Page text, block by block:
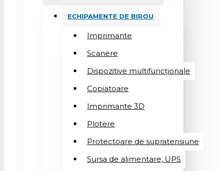
ECHIPAMENTE DE BIROU
Imprimante
Scanere
Dispozitive multifuncționale
Copiatoare
Imprimante 3D
Plotere
Protectoare de supratensiune
Sursa de alimentare, UPS